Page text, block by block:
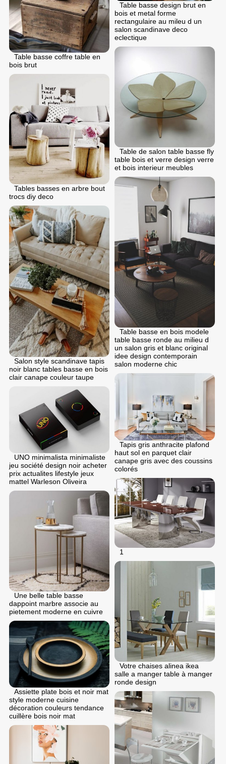
Table basse design brut en
bois et metal forme
rectangulaire au mileu d un
salon scandinave deco
eclectique
Table basse coffre table en
bois brut
Table de salon table basse fly
table bois et verre design verre
et bois interieur meubles
Tables basses en arbre bout
trocs diy deco
Table basse en bois modele
table basse ronde au milieu d
un salon gris et blanc original
idee design contemporain
salon moderne chic
Salon style scandinave tapis
noir blanc tables basse en bois
clair canape couleur taupe
Tapis gris anthracite plafond
haut sol en parquet clair
canape gris avec des coussins
colorés
UNO minimalista minimaliste
jeu société design noir acheter
prix actualites lifestyle jeux
mattel Warleson Oliveira
1
Une belle table basse
dappoint marbre associe au
pietement moderne en cuivre
Votre chaises alinea ikea
salle a manger table à manger
ronde design
Assiette plate bois et noir mat
style moderne cuisine
décoration couleurs tendance
cuillère bois noir mat